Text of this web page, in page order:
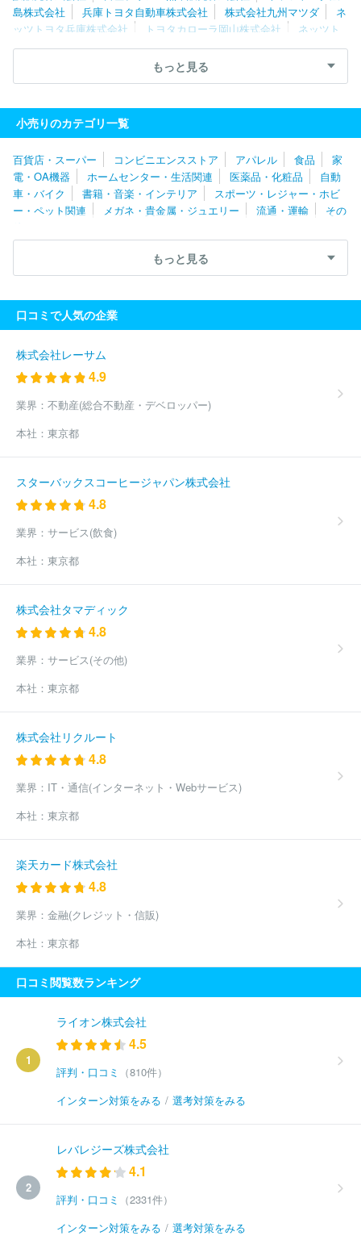
島株式会社
兵庫トヨタ自動車株式会社 株式会社九州マツダ
ネ
ッツトヨタ兵庫株式会社
トヨタカローラ岡山株式会社
ネッツト
ヨタ香川株式会社
トヨタカローラ広島株式会社
ホンダカーズ佐
ネッツトヨタ北九州株式会社
神戸トヨペット株式会
社
名古屋株式会社
株式会社ホンダ四輪販売北陸
ネッツトヨタヤサ
カ株式会社
愛知日産自動車株式会社
自販静岡
西日本三菱自動車販売株式会社
株式会社ホンダカーズ
三河
ネッツトヨタ中京株式会社 東海マツダ販売株式会社
株式
会社グッドスピード
中部三菱自動車販売株式会社
株式会社はな
まる
静岡スバル自動車株式会社
トヨタカローラ愛知株式会社
トヨタカローラ南海株式会社
ｒ Ｎｅｘｔ株式会社
ネッツトヨタ道都株式会社
株式会社日産
サティオ群馬
日産プリンス茨城販売株式会社
株式会社
十勝三菱自動車販売株式会社
ネッツトヨタ函館株式会
社
埼玉ダイハツ販売株式会社
南北海道株式会社
販売株式会社
トヨタカローラ秋田株式会社
福島スバル自動車株
会社ホンダモビリティ南関東
社
株式会社ジーアフター トヨタカローラ横浜株式会社
社ホンダカーズ神奈川北
株式会社関東マツダ
クスセブン
社ヤナセ
ＣＫアセット株式会社
東京販売株式会社
株式会社ピーアップ
株式会社サンオータス
東京マツダ販売株式会社
ヨタカローラ千葉株式会社
会社あさひ
株式会社フジ・コーポレーション
もっと見る
小売りのカテゴリ一覧
百貨店・スーパー コンビニエンスストア アパレル 食品
家
電・OA機器
ホームセンター・生活関連 医薬品・化粧品
自動
車・バイク
書籍・音楽・インテリア
スポーツ・レジャー・ホビ
ー・ペット関連
メガネ・貴金属・ジュエリー 流通・運輸
その
もっと見る
口コミで人気の企業
株式会社レーサム
4.9
業界： 不動産(総合不動産・デベロッパー)
本社： 東京都
スターバックスコーヒージャパン株式会社
4.8
業界： サービス(飲食)
本社： 東京都
株式会社タマディック
4.8
業界： サービス(その他)
本社： 東京都
株式会社リクルート
4.8
業界： IT・通信(インターネット・Webサービス)
本社： 東京都
楽天カード株式会社
4.8
業界： 金融(クレジット・信販)
本社： 東京都
口コミ閲覧数ランキング
1
ライオン株式会社
4.5
評判・口コミ
（810件）
インターン対策をみる / 選考対策をみる
2
レバレジーズ株式会社
4.1
評判・口コミ
（2331件）
インターン対策をみる / 選考対策をみる